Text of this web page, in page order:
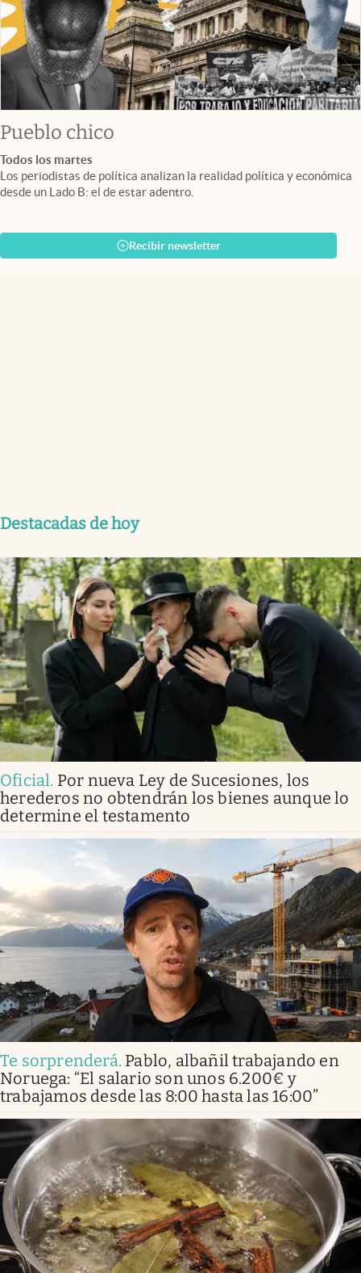
Pueblo chico
Todos los martes
Los periodistas de política analizan la realidad política y económica
desde un Lado B: el de estar adentro.
Recibir newsletter
Destacadas de hoy
Oficial. Por nueva Ley de Sucesiones, los
herederos no obtendrán los bienes aunque lo
determine el testamento
Te sorprenderá. Pablo, albañil trabajando en
Noruega: “El salario son unos 6.200€ y
trabajamos desde las 8:00 hasta las 16:00”